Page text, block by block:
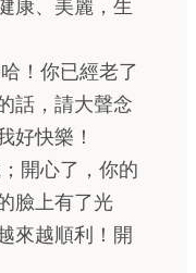
康、美麗，生
！你已經老了
話，請大聲念
好快樂！
開心了，你的
臉上有了光
來越順利！開